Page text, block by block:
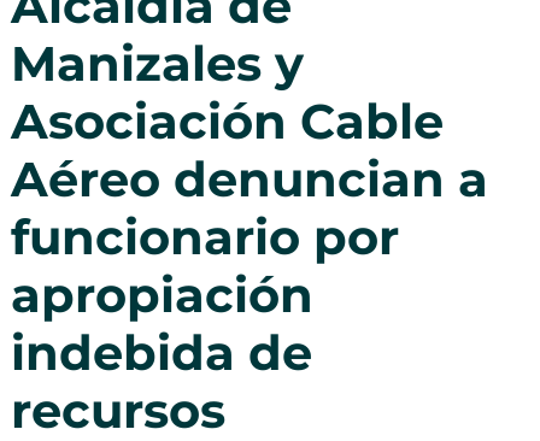
Manizales y
Asociación Cable
Aéreo denuncian a
funcionario por
apropiación
indebida de
recursos